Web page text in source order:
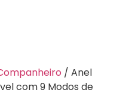
/ Anel
com 9 Modos de